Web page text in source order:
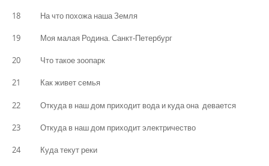
18 На что похожа наша Земля
19 Моя малая Родина. Санкт-Петербург
20 Что такое зоопарк
21 Как живет семья
22 Откуда в наш дом приходит вода и куда она девается
23 Откуда в наш дом приходит электричество
24 Куда текут реки